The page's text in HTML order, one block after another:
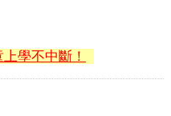
學不中斷！